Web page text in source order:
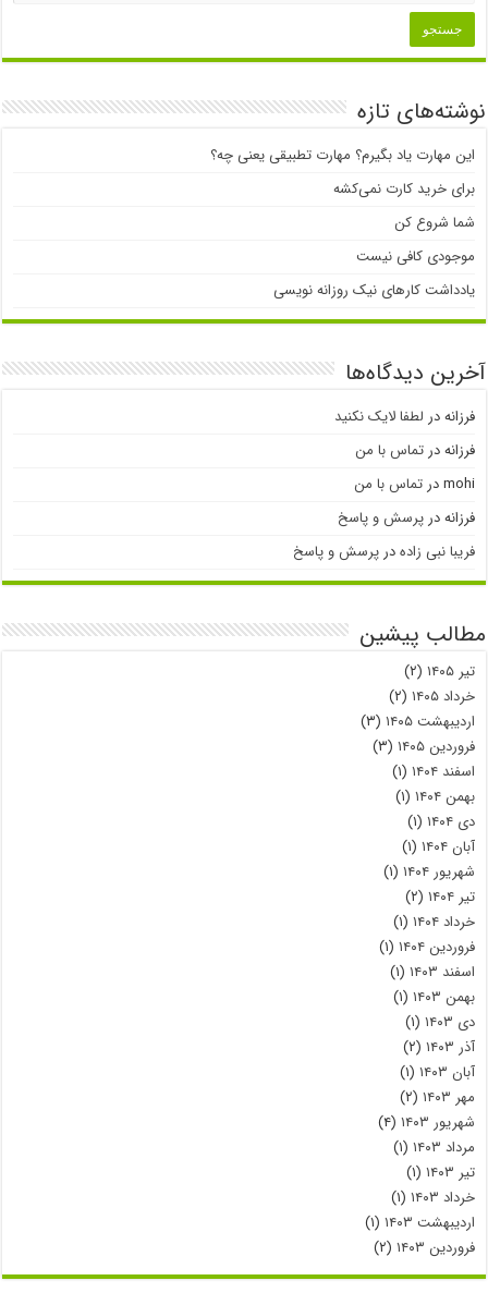
نوشته‌های تازه
این مهارت یاد بگیرم؟ مهارت تطبیقی یعنی چه؟
برای خرید کارت نمی‌‌کشه
شما شروع کن
موجودی کافی نیست
یادداشت کارهای نیک روزانه نویسی
آخرین دیدگاه‌ها
فرزانهدر لطفا لایک نکنید
فرزانهدرتماس با من
mohiدرتماس با من
فرزانهدرپرسش و پاسخ
فریبا نبی زادهدرپرسش و پاسخ
مطالب پیشین
تیر ۱۴۰۵
(۲)
خرداد ۱۴۰۵
(۲)
اردیبهشت ۱۴۰۵
(۳)
فروردین ۱۴۰۵
(۳)
اسفند ۱۴۰۴
(۱)
بهمن ۱۴۰۴
(۱)
دی ۱۴۰۴
(۱)
آبان ۱۴۰۴
(۱)
شهریور ۱۴۰۴
(۱)
تیر ۱۴۰۴
(۲)
خرداد ۱۴۰۴
(۱)
فروردین ۱۴۰۴
(۱)
اسفند ۱۴۰۳
(۱)
بهمن ۱۴۰۳
(۱)
دی ۱۴۰۳
(۱)
آذر ۱۴۰۳
(۲)
آبان ۱۴۰۳
(۱)
مهر ۱۴۰۳
(۲)
شهریور ۱۴۰۳
(۴)
مرداد ۱۴۰۳
(۱)
تیر ۱۴۰۳
(۱)
خرداد ۱۴۰۳
(۱)
اردیبهشت ۱۴۰۳
(۱)
فروردین ۱۴۰۳
(۲)